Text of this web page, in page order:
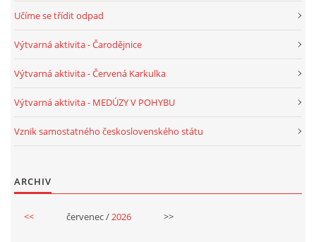
MONTESSORI AKTIVITA
JÓGOVÉ CVIČENÍ, TYPY, RADY, RECENZE
KALENDÁŘ PRO DĚTI
SVATÝ VÁCLAV
Učíme se třídit odpad
Výtvarná aktivita - Čarodějnice
Výtvarná aktivita - Červená Karkulka
Výtvarná aktivita - MEDÚZY V POHYBU
Vznik samostatného československého státu
ARCHIV
<< červenec / 2026 >>